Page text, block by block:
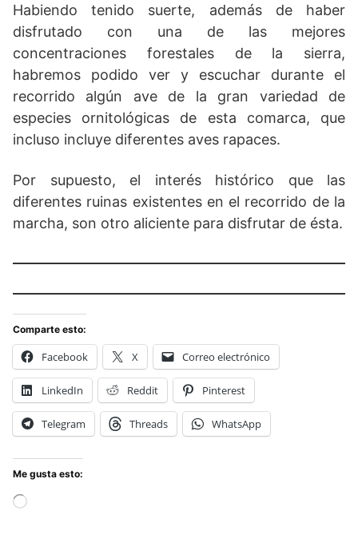
Habiendo tenido suerte, además de haber
disfrutado con una de las mejores
concentraciones forestales de la sierra,
habremos podido ver y escuchar durante el
recorrido algún ave de la gran variedad de
especies ornitológicas de esta comarca, que
incluso incluye diferentes aves rapaces.
Por supuesto, el interés histórico que las
diferentes ruinas existentes en el recorrido de la
marcha, son otro aliciente para disfrutar de ésta.
Comparte esto:
Facebook X Correo electrónico
LinkedIn Reddit Pinterest
Telegram Threads WhatsApp
Me gusta esto: